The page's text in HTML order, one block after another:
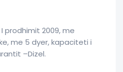
I prodhimit 2009, me
me 5 dyer, kapaciteti i
–Dizel.